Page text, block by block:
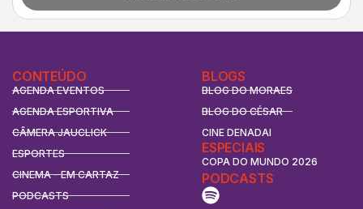
CONTEÚDO
AGENDA EVENTOS
AGENDA ESPORTIVA
CÂMERA JAUCLICK
ESPORTES
CINEMA - EM CARTAZ
PODCASTS
BLOGS
BLOG DO MORAES
BLOG DO CÉSAR
CINE DENADAI
ESPECIAIS
COPA DO MUNDO 2026
PODCASTS